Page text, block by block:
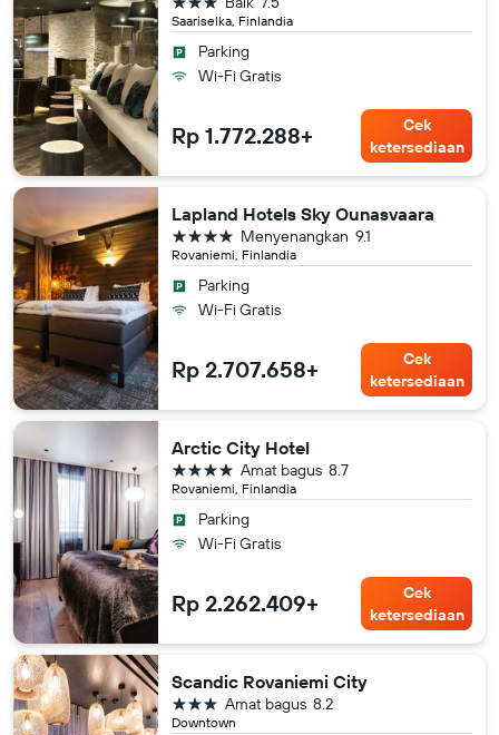
Saariselka, Finlandia
Parking
Wi-Fi Gratis
Rp 1.772.288+
Cek
ketersediaan
Lapland Hotels Sky Ounasvaara
Rovaniemi, Finlandia
9.1
Menyenangkan
bintang 4
Parking
Wi-Fi Gratis
Rp 2.707.658+
Cek
ketersediaan
Arctic City Hotel
Rovaniemi, Finlandia
8.7
Amat bagus
bintang 4
Parking
Wi-Fi Gratis
Rp 2.262.409+
Cek
ketersediaan
Scandic Rovaniemi City
Downtown
8.2
Amat bagus
bintang 3